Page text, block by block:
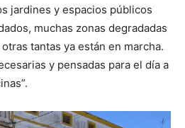
jardines y espacios públicos
muchas zonas degradadas
tantas ya están en marcha.
y pensadas para el día a